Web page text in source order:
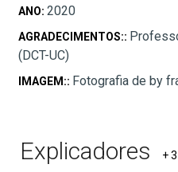
ANO: 2020
AGRADECIMENTOS::
(DCT-UC)
IMAGEM:: Fotografia de by
Explicadores +